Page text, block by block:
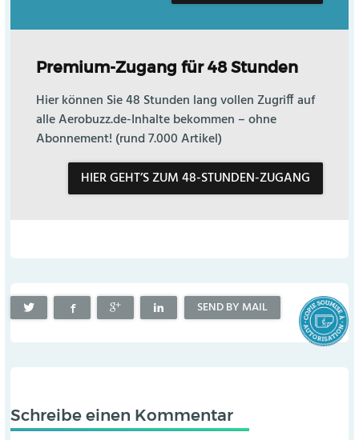
Premium-Zugang für 48 Stunden
Hier können Sie 48 Stunden lang vollen Zugriff auf
alle Aerobuzz.de-Inhalte bekommen – ohne
Abonnement! (rund 7.000 Artikel)
HIER GEHT’S ZUM 48-STUNDEN-ZUGANG
SEND BY MAIL
Schreibe einen Kommentar